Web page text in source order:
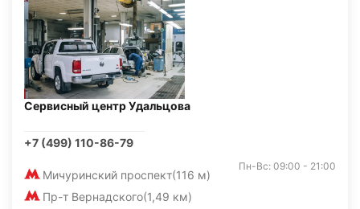
Сервисный центр Удальцова
+7 (499) 110-86-79
Мичуринский проспект(116 м)
Пр-т Вернадского(1,49 км)
Пн-Вс: 09:00 - 21:00